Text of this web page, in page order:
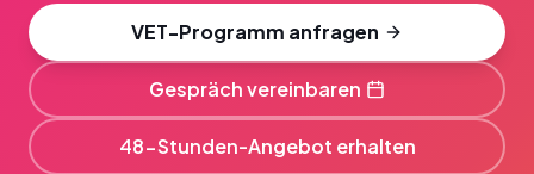
VET-Programm anfragen
Gespräch vereinbaren
48-Stunden-Angebot erhalten